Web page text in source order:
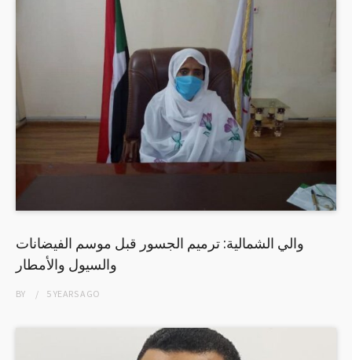
والي الشمالية: ترميم الجسور قبل موسم الفيضانات
والسيول والأمطار
BY 5 YEARSAGO